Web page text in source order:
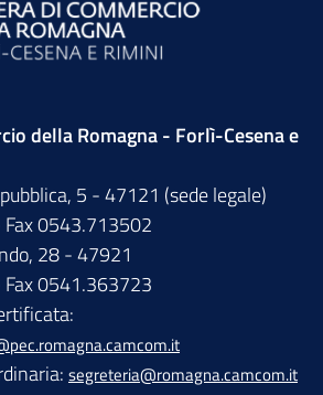
della Romagna - Forlì-Cesena e
5 - 47121 (sede legale)
0543.713502
28 - 47921
0541.363723
segreteria@romagna.camcom.it